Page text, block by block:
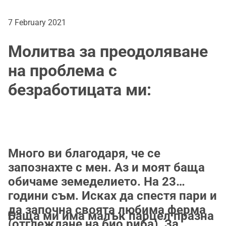
7 February 2021
Молитва за преодоляване
на проблема с
безработицата ми:
Много ви благодаря, че се
запознахте с мен. Аз и моят баща
обичаме земеделието. На 23
години съм. Исках да спестя пари и
да започна своята любима ферма
Баща ми има малък парцел празна